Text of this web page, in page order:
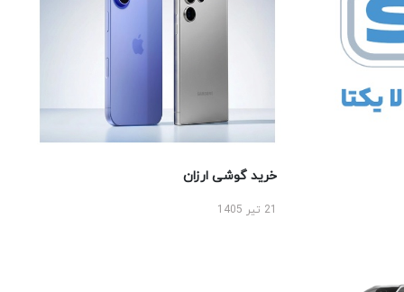
خرید گوشی ارزان